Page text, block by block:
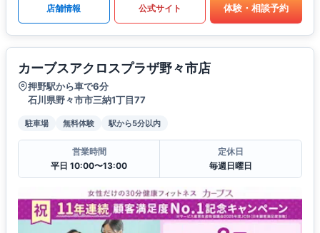
店舗情報 公式サイト 体験・相談予約
カーブスアクロスプラザ野々市店
押野駅から車で6分
石川県野々市市三納1丁目77
駐車場 無料体験 駅から5分以内
営業時間
平日 10:00〜13:00
定休日
毎週日曜日